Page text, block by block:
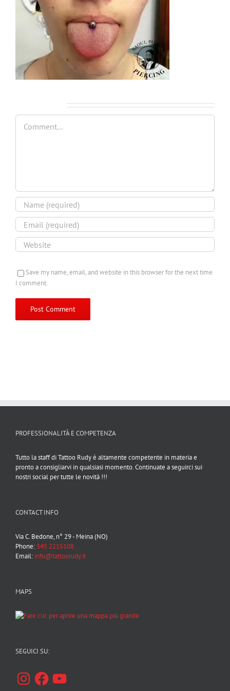
Comment
Save my name, email, and website in this browser for the next time
I comment.
PROFESSIONALITÀ E COMPETENZA
Tutto la staff di Tattoo Rudy è altamente competente in materia e
pronto a consigliarvi in qualsiasi momento. Continuate a seguirci sui
nostri social per tutte le novità !!!
CONTACT INFO
Via C. Bedone, n° 29 - Meina (NO)
Phone: 345 2215108
Email: info@tattoorudy.it
MAPS
SEGUICI SU:
InstagramFacebookYouTube